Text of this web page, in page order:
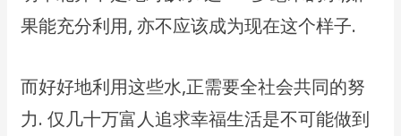
果能充分利用, 亦不应该成为现在这个样子.
而好好地利用这些水,正需要全社会共同的努
力. 仅几十万富人追求幸福生活是不可能做到